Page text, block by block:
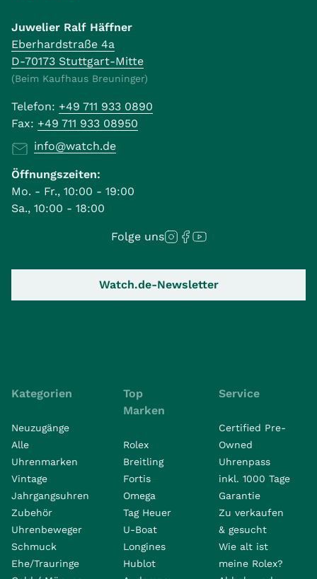
Juwelier Ralf Häffner
Eberhardstraße 4a
D-70173 Stuttgart-Mitte
(Beim Kaufhaus Breuninger)
Telefon: +49 711 933 0890
Fax: +49 711 933 08950
info@watch.de
Öffnungszeiten:
Mo. - Fr., 10:00 - 19:00
Sa., 10:00 - 18:00
Folge uns
Watch.de-Newsletter
Kategorien
Neuzugänge
Alle
Uhrenmarken
Vintage
Jahrgangsuhren
Zubehör
Uhrenbeweger
Schmuck
Ehe/Trauringe
Top
Marken
Rolex
Breitling
Fortis
Omega
Tag Heuer
U-Boat
Longines
Hublot
Service
Certified Pre-
Owned
Uhrenpass
inkl. 1000 Tage
Garantie
Zu verkaufen
& gesucht
Wie alt ist
meine Rolex?